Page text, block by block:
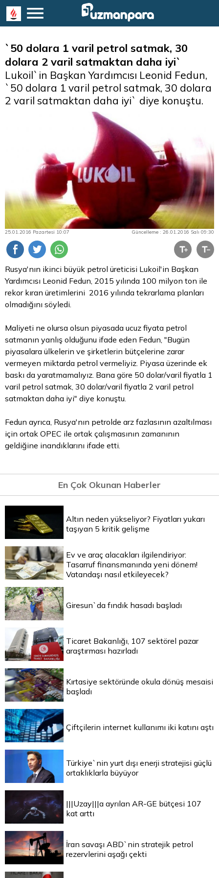
​`50 dolara 1 varil petrol satmak, 30
dolara 2 varil satmaktan daha iyi`
Lukoil`in Başkan Yardımcısı Leonid Fedun,
`50 dolara 1 varil petrol satmak, 30 dolara
2 varil satmaktan daha iyi` diye konuştu.
25.01.2016 Pazartesi 10:07 Güncelleme : 26.01.2016 Salı 09:30
Rusya'nın ikinci büyük petrol üreticisi Lukoil'in Başkan
Yardımcısı Leonid Fedun, 2015 yılında 100 milyon ton ile
rekor kıran üretimlerini 2016 yılında tekrarlama planları
olmadığını söyledi.
Maliyeti ne olursa olsun piyasada ucuz fiyata petrol
satmanın yanlış olduğunu ifade eden Fedun, "Bugün
piyasalara ülkelerin ve şirketlerin bütçelerine zarar
vermeyen miktarda petrol vermeliyiz. Piyasa üzerinde ek
baskı da yaratmamalıyız. Bana göre 50 dolar/varil fiyatla 1
varil petrol satmak, 30 dolar/varil fiyatla 2 varil petrol
satmaktan daha iyi" diye konuştu.
Fedun ayrıca, Rusya'nın petrolde arz fazlasının azaltılması
için ortak OPEC ile ortak çalışmasının zamanının
geldiğine inandıklarını ifade etti.
En Çok Okunan Haberler
Altın neden yükseliyor? Fiyatları yukarı
taşıyan 5 kritik gelişme
Ev ve araç alacakları ilgilendiriyor:
Tasarruf finansmanında yeni dönem!
Vatandaşı nasıl etkileyecek?
Giresun`da fındık hasadı başladı
Ticaret Bakanlığı, 107 sektörel pazar
araştırması hazırladı
Kırtasiye sektöründe okula dönüş mesaisi
başladı
Çiftçilerin internet kullanımı iki katını aştı
Türkiye`nin yurt dışı enerji stratejisi güçlü
ortaklıklarla büyüyor
|||Uzay|||a ayrılan AR-GE bütçesi 107
kat arttı
İran savaşı ABD`nin stratejik petrol
rezervlerini aşağı çekti